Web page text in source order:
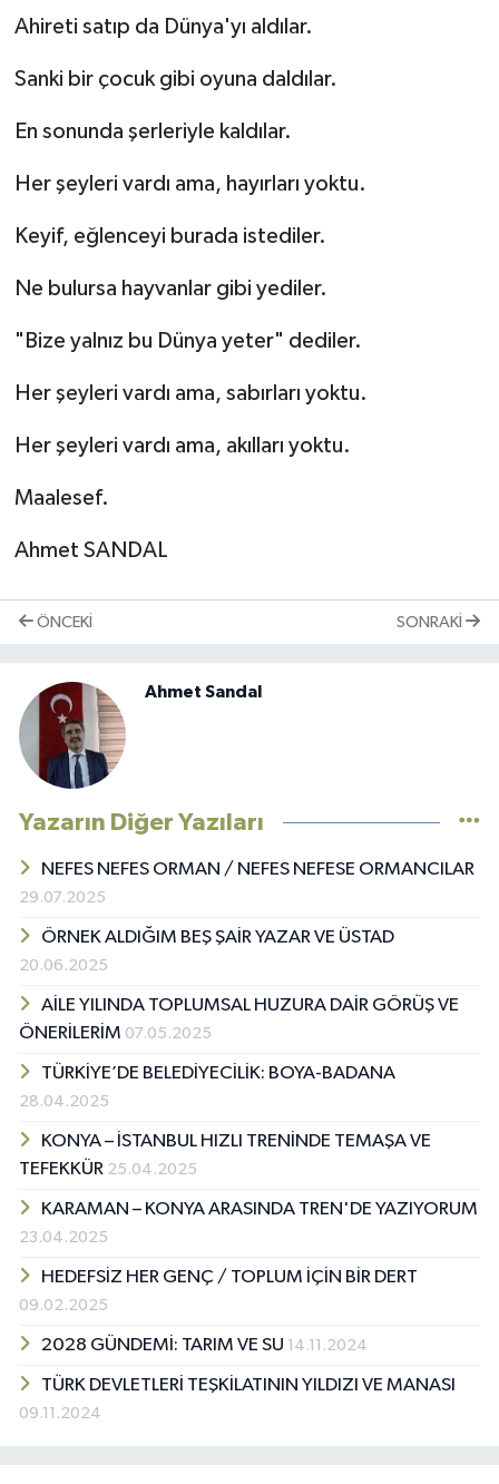
Ahireti satıp da Dünya'yı aldılar.
Sanki bir çocuk gibi oyuna daldılar.
En sonunda şerleriyle kaldılar.
Her şeyleri vardı ama, hayırları yoktu.
Keyif, eğlenceyi burada istediler.
Ne bulursa hayvanlar gibi yediler.
"Bize yalnız bu Dünya yeter" dediler.
Her şeyleri vardı ama, sabırları yoktu.
Her şeyleri vardı ama, akılları yoktu.
Maalesef.
Ahmet SANDAL
ÖNCEKI SONRAKI
Ahmet Sandal
Yazarın Diğer Yazıları
NEFES NEFES ORMAN / NEFES NEFESE ORMANCILAR
29.07.2025
ÖRNEK ALDIĞIM BEŞ ŞAİR YAZAR VE ÜSTAD
20.06.2025
AİLE YILINDA TOPLUMSAL HUZURA DAİR GÖRÜŞ VE
ÖNERİLERİM 07.05.2025
TÜRKİYE’DE BELEDİYECİLİK: BOYA-BADANA
28.04.2025
KONYA – İSTANBUL HIZLI TRENİNDE TEMAŞA VE
TEFEKKÜR 25.04.2025
KARAMAN – KONYA ARASINDA TREN'DE YAZIYORUM
23.04.2025
HEDEFSİZ HER GENÇ / TOPLUM İÇİN BİR DERT
09.02.2025
2028 GÜNDEMİ: TARIM VE SU 14.11.2024
TÜRK DEVLETLERİ TEŞKİLATININ YILDIZI VE MANASI
09.11.2024